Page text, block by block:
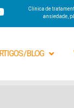
Clínica de
ansiedade,
BLOG